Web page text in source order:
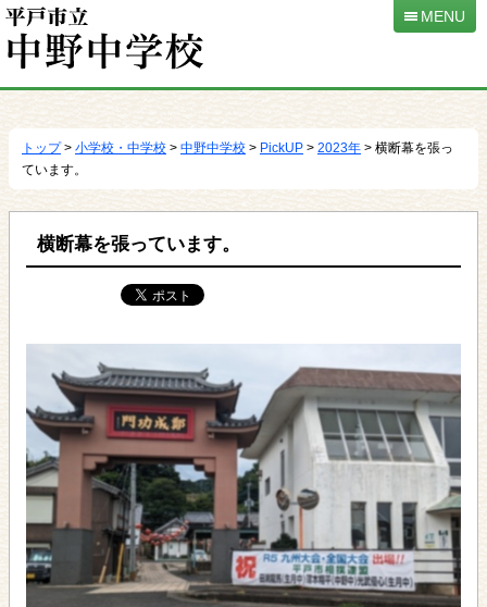
動
MENU
トップ> 小学校・中学校 > 中野中学校 > PickUP > 2023年 > 横断幕を張っ
ています。
横断幕を張っています。